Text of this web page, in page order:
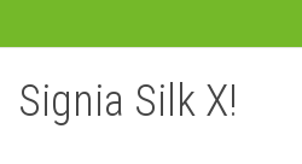
Signia Silk X!